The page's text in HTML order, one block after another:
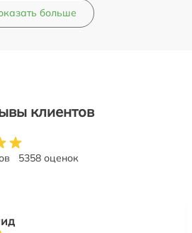
больше
клиентов
5358 оценок